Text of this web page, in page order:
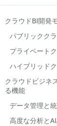
クラウドBI開発
パブリックク
プライベート
ハイブリッド
クラウドビジネ
る機能
データ管理と
高度な分析と